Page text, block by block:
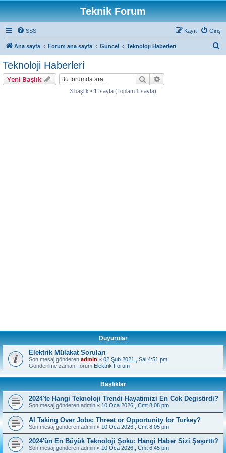
Teknik Forum
SSS Giriş
Kayıt
Ana sayfa Forum ana sayfa Güncel Teknoloji Haberleri
Teknoloji Haberleri
Yeni Başlık Ara
3 başlık • 1 . sayfa (Toplam 1 sayfa)
Duyurular
Elektrik Mülakat Soruları
Son mesaj gönderen admin « 02 Şub 2021 , Sal 4:51 pm
Gönderilme zamanı forum Elektrik Forum
Başlıklar
2024'te Hangi Teknoloji Trendi Hayatimizi En Cok Degistirdi?
Son mesaj gönderen admin « 10 Oca 2026 , Cmt 8:08 pm
AI Taking Over Jobs: Threat or Opportunity for Turkey?
Son mesaj gönderen admin « 10 Oca 2026 , Cmt 8:05 pm
2024'ün En Büyük Teknoloji Şoku: Hangi Haber Sizi Şaşırttı?
Son mesaj gönderen admin « 10 Oca 2026 , Cmt 6:45 pm